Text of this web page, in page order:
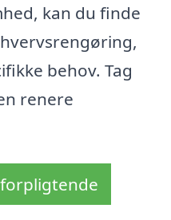
kan du finde
behov. Tag
renere